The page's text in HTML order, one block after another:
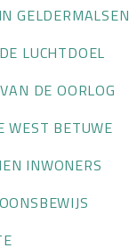
GELDERMALSEN
LUCHTDOEL
DE OORLOG
WEST BETUWE
INWONERS